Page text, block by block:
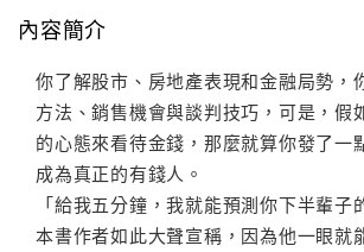
內容簡介
你了解股市、房地產表現和金融局勢，
方法、銷售機會與談判技巧，可是，假
的心態來看待金錢，那麼就算你發了一
成為真正的有錢人。
「給我五分鐘，我就能預測你下半輩子
本書作者如此大聲宣稱，因為他一眼就